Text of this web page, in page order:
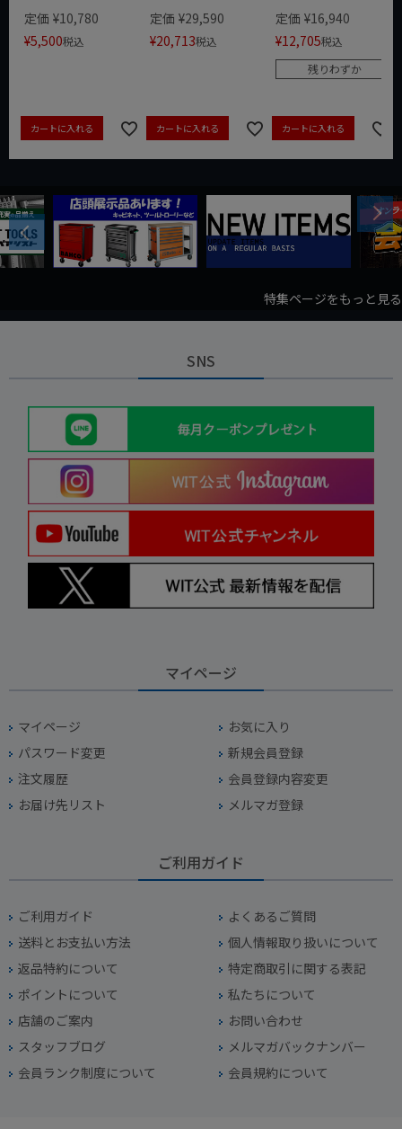
定価 ¥10,780
¥5,500税込
カートに入れる
定価 ¥29,590
¥20,713税込
カートに入れる
定価 ¥16,940
¥12,705税込
残りわずか
カートに入れる
Previous
Next
特集ページをもっと見る
SNS
マイページ
マイページ
お気に入り
パスワード変更
新規会員登録
注文履歴
会員登録内容変更
お届け先リスト
メルマガ登録
ご利用ガイド
ご利用ガイド
よくあるご質問
送料とお支払い方法
個人情報取り扱いについて
返品特約について
特定商取引に関する表記
ポイントについて
私たちについて
店舗のご案内
お問い合わせ
スタッフブログ
メルマガバックナンバー
会員ランク制度について
会員規約について